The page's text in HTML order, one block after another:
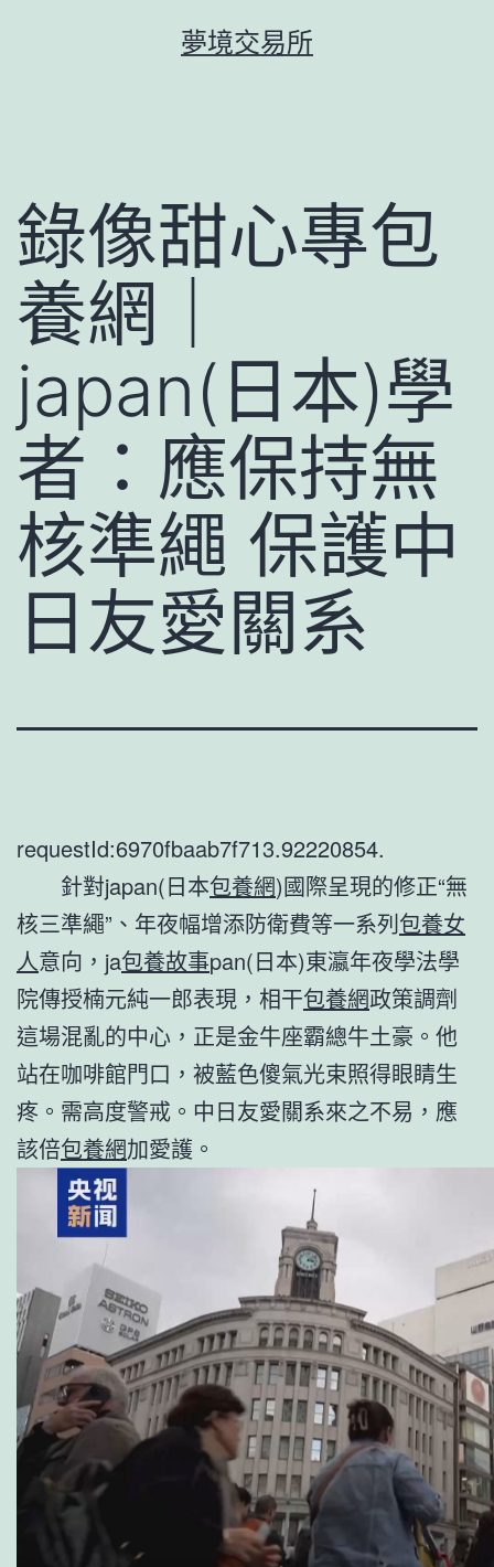
夢境交易所
錄像甜心專包
養網｜
japan(日本)學
者：應保持無
核準繩 保護中
日友愛關系
requestId:6970fbaab7f713.92220854.
針對japan(日本包養網)國際呈現的修正“無
核三準繩”、年夜幅增添防衛費等一系列包養女
人意向，ja包養故事pan(日本)東瀛年夜學法學
院傳授楠元純一郎表現，相干包養網政策調劑
這場混亂的中心，正是金牛座霸總牛土豪。他
站在咖啡館門口，被藍色傻氣光束照得眼睛生
疼。需高度警戒。中日友愛關系來之不易，應
該倍包養網加愛護。